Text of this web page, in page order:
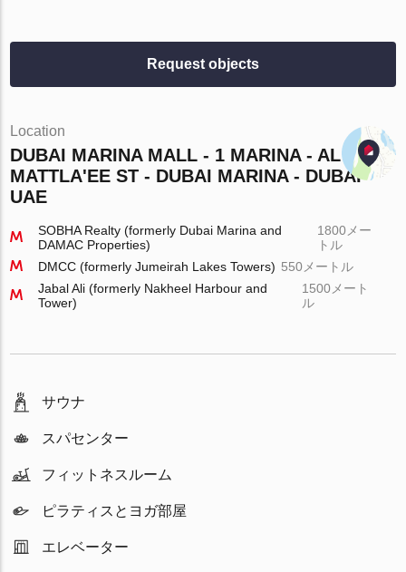
Request objects
Location
DUBAI MARINA MALL - 1 MARINA - AL
MATTLA'EE ST - DUBAI MARINA - DUBAI -
UAE
SOBHA Realty (formerly Dubai Marina and
DAMAC Properties)
1800メー
トル
DMCC (formerly Jumeirah Lakes Towers) 550メートル
Jabal Ali (formerly Nakheel Harbour and
Tower)
1500メート
ル
サウナ
スパセンター
フィットネスルーム
ピラティスとヨガ部屋
エレベーター